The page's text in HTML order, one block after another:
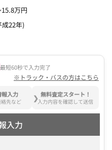
15.8万円
成22年)
最短60秒で入力完了
※トラック・バスの方はこちら
報入力
先など
無料査定スタート！
入力内容を確認して送信
入力